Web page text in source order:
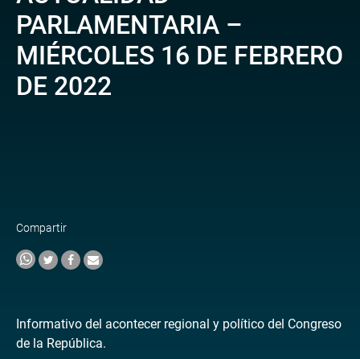
PARLAMENTARIA –
MIÉRCOLES 16 DE FEBRERO
DE 2022
Compartir
Informativo del acontecer regional y político del Congreso
de la República.